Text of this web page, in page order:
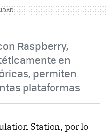
Raspberry,
en
permiten
plataformas
Station, por lo